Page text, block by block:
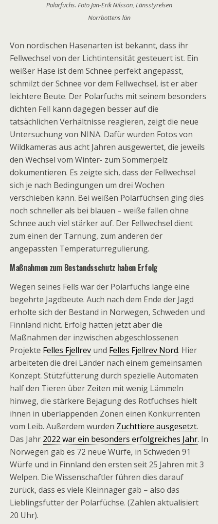
Polarfuchs. Foto Jan-Erik Nilsson, Länsstyrelsen
Norrbottens län
Von nordischen Hasenarten ist bekannt, dass ihr
Fellwechsel von der Lichtintensität gesteuert ist. Ein
weißer Hase ist dem Schnee perfekt angepasst,
schmilzt der Schnee vor dem Fellwechsel, ist er aber
leichtere Beute. Der Polarfuchs mit seinem besonders
dichten Fell kann dagegen besser auf die
tatsächlichen Verhältnisse reagieren, zeigt die neue
Untersuchung von NINA. Dafür wurden Fotos von
Wildkameras aus acht Jahren ausgewertet, die jeweils
den Wechsel vom Winter- zum Sommerpelz
dokumentieren. Es zeigte sich, dass der Fellwechsel
sich je nach Bedingungen um drei Wochen
verschieben kann. Bei weißen Polarfüchsen ging dies
noch schneller als bei blauen – weiße fallen ohne
Schnee auch viel stärker auf. Der Fellwechsel dient
zum einen der Tarnung, zum anderen der
angepassten Temperaturregulierung.
Maßnahmen zum Bestandsschutz haben Erfolg
Wegen seines Fells war der Polarfuchs lange eine
begehrte Jagdbeute. Auch nach dem Ende der Jagd
erholte sich der Bestand in Norwegen, Schweden und
Finnland nicht. Erfolg hatten jetzt aber die
Maßnahmen der inzwischen abgeschlossenen
Projekte Felles Fjellrev und Felles Fjellrev Nord. Hier
arbeiteten die drei Länder nach einem gemeinsamen
Konzept. Stützfütterung durch spezielle Automaten
half den Tieren über Zeiten mit wenig Lämmeln
hinweg, die stärkere Bejagung des Rotfuchses hielt
ihnen in überlappenden Zonen einen Konkurrenten
vom Leib. Außerdem wurden Zuchttiere ausgesetzt.
Das Jahr 2022 war ein besonders erfolgreiches Jahr. In
Norwegen gab es 72 neue Würfe, in Schweden 91
Würfe und in Finnland den ersten seit 25 Jahren mit 3
Welpen. Die Wissenschaftler führen dies darauf
zurück, dass es viele Kleinnager gab – also das
Lieblingsfutter der Polarfüchse. (Zahlen aktualisiert
20 Uhr).